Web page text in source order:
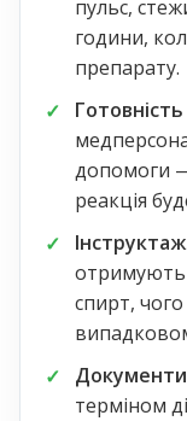
пульс,
години,
препарату.
допомоги
реакція
отримують
спирт,
Документи
терміном